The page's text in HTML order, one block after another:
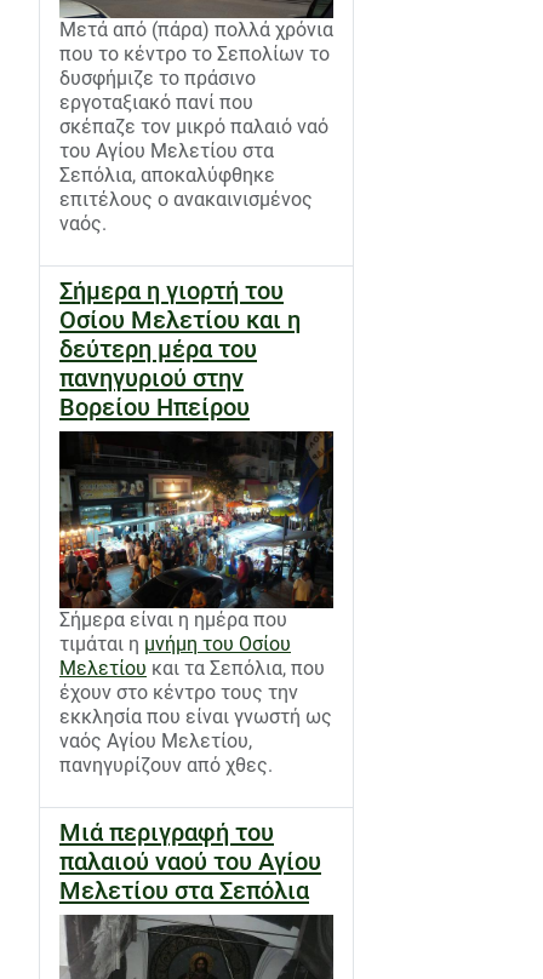
Μετά από (πάρα) πολλά χρόνια
που το κέντρο το Σεπολίων το
δυσφήμιζε το πράσινο
εργοταξιακό πανί που
σκέπαζε τον μικρό παλαιό ναό
του Αγίου Μελετίου στα
Σεπόλια, αποκαλύφθηκε
επιτέλους ο ανακαινισμένος
ναός.
Σήμερα η γιορτή του
Οσίου Μελετίου και η
δεύτερη μέρα του
πανηγυριού στην
Βορείου Ηπείρου
Σήμερα είναι η ημέρα που
τιμάται η μνήμη του Οσίου
Μελετίου και τα Σεπόλια, που
έχουν στο κέντρο τους την
εκκλησία που είναι γνωστή ως
ναός Αγίου Μελετίου,
πανηγυρίζουν από χθες.
Μιά περιγραφή του
παλαιού ναού του Αγίου
Μελετίου στα Σεπόλια